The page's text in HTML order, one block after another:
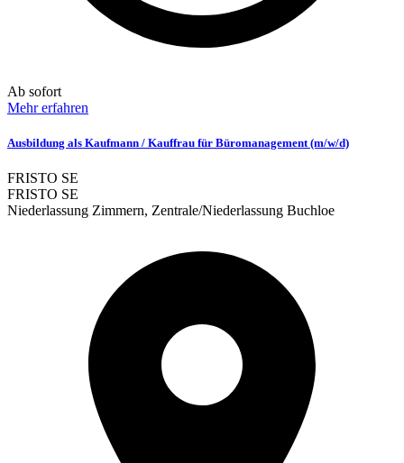
Ab sofort
Mehr erfahren
Ausbildung als Kaufmann / Kauffrau für Büromanagement (m/w/d)
FRISTO SE
FRISTO SE
Niederlassung Zimmern, Zentrale/Niederlassung Buchloe